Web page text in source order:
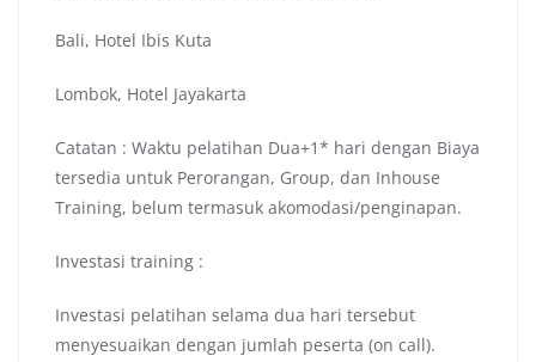
Bali, Hotel Ibis Kuta
Lombok, Hotel Jayakarta
Catatan : Waktu pelatihan Dua+1* hari dengan Biaya
tersedia untuk Perorangan, Group, dan Inhouse
Training, belum termasuk akomodasi/penginapan.
Investasi training :
Investasi pelatihan selama dua hari tersebut
menyesuaikan dengan jumlah peserta (on call).